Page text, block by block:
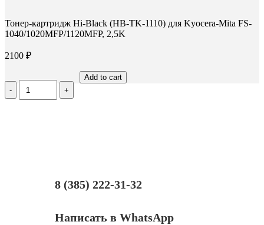
Тонер-картридж Hi-Black (HB-TK-1110) для Kyocera-Mita FS-
1040/1020MFP/1120MFP, 2,5K
2100 ₽
Количество
Тонер-
Add to cart
8 (385) 222-31-32
Написать в WhatsApp